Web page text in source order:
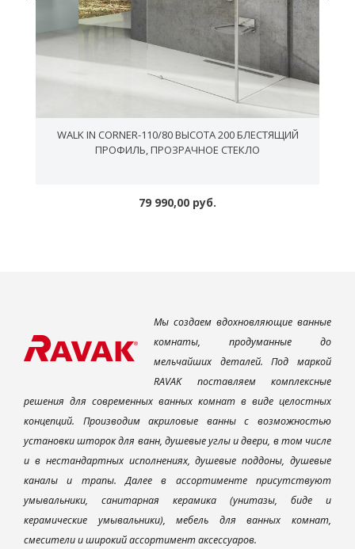
WALK IN CORNER-110/80 ВЫСОТА 200 БЛЕСТЯЩИЙ
ПРОФИЛЬ, ПРОЗРАЧНОЕ СТЕКЛО
79 990,00 руб.
Мы создаем вдохновляющие ванные
комнаты, продуманные до
мельчайших деталей. Под маркой
RAVAK поставляем комплексные
решения для современных ванных комнат в виде целостных
концепций. Производим акриловые ванны с возможностью
установки шторок для ванн, душевые углы и двери, в том числе
и в нестандартных исполнениях, душевые поддоны, душевые
каналы и трапы. Далее в ассортименте присутствуют
умывальники, санитарная керамика (унитазы, биде и
керамические умывальники), мебель для ванных комнат,
смесители и широкий ассортимент аксессуаров.